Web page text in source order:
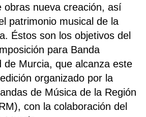
obras nueva creación, así
patrimonio musical de la
Éstos son los objetivos del
para Banda
de Murcia, que alcanza este
organizado por la
de Música de la Región
con la colaboración del